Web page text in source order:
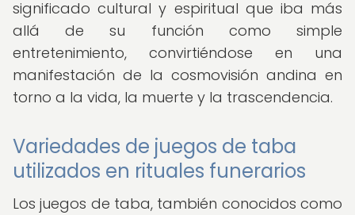
significado cultural y espiritual que iba más
allá de su función como simple
entretenimiento, convirtiéndose en una
manifestación de la cosmovisión andina en
torno a la vida, la muerte y la trascendencia.
Variedades de juegos de taba
utilizados en rituales funerarios
Los juegos de taba, también conocidos como